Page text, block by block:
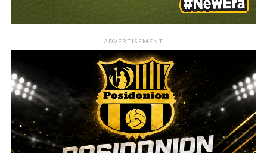
ADVERTISEMENT